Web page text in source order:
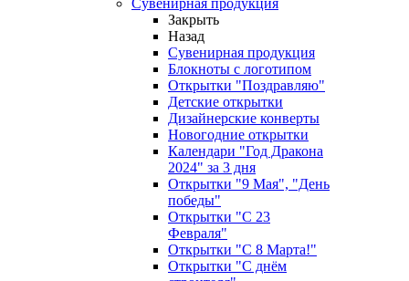
Закрыть
Назад
Сувенирная продукция
Блокноты с логотипом
Открытки "Поздравляю"
Детские открытки
Дизайнерские конверты
Новогодние открытки
Календари "Год Дракона
2024" за 3 дня
Открытки "9 Мая", "День
победы"
Открытки "С 23
Февраля"
Открытки "С 8 Марта!"
Открытки "С днём